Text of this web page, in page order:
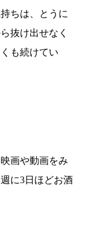
ちは、とうに
抜け出せなく
も続けてい
画や動画をみ
に3日ほどお酒